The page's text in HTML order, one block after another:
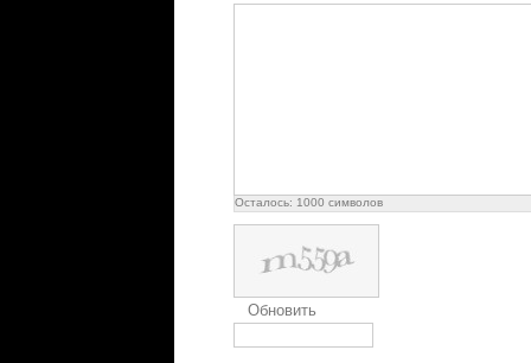
Осталось: 1000 символов
Обновить